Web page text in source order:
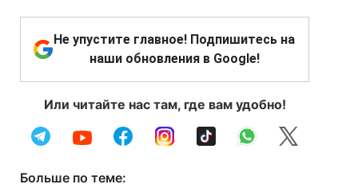
Не упустите главное! Подпишитесь на
наши обновления в Google!
Или читайте нас там, где вам удобно!
Больше по теме: